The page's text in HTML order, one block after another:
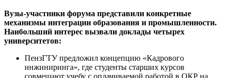
Вузы-участники форума представили конкретные
механизмы интеграции образования и промышленности.
Наибольший интерес вызвали доклады четырех
университетов:
ПензГТУ предложил концепцию «Кадрового
инжиниринга», где студенты старших курсов
совмещают учебу с оплачиваемой работой в ОКР на